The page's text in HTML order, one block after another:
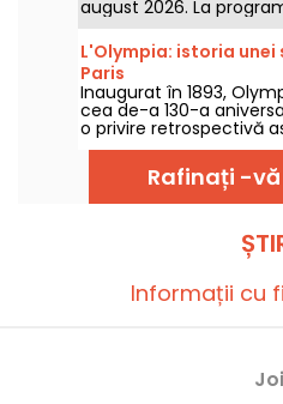
august 2026. La
concerte susținute în
Montmartre, un cadru
marile capodopere.
L'Olympia: istoria unei
Paris
Inaugurat în 1893,
cea de-a 130-a
o privire retrospectivă
loc legendar de
parizian, în care au
Edith Piaf, Jacques Brel,
Hallyday, precum și
Rafinați -
Informații cu
Joi